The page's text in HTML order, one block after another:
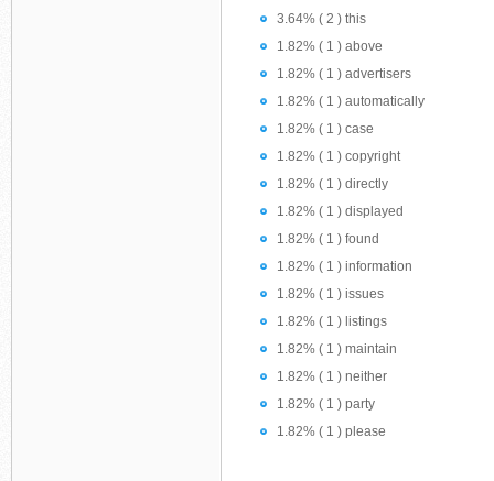
3.64% ( 2 ) this
1.82% ( 1 ) above
1.82% ( 1 ) advertisers
1.82% ( 1 ) automatically
1.82% ( 1 ) case
1.82% ( 1 ) copyright
1.82% ( 1 ) directly
1.82% ( 1 ) displayed
1.82% ( 1 ) found
1.82% ( 1 ) information
1.82% ( 1 ) issues
1.82% ( 1 ) listings
1.82% ( 1 ) maintain
1.82% ( 1 ) neither
1.82% ( 1 ) party
1.82% ( 1 ) please